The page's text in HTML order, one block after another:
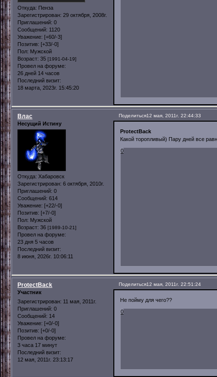
Откуда: Пенза
Зарегистрирован: 29 октября, 2008г.
Приглашений: 0
Сообщений: 1120
Уважение: [+60/-3]
Позитив: [+33/-0]
Пол: Мужской
Возраст: 35 [1991-04-19]
Провел на форуме:
26 дней 14 часов
Последний визит:
18 марта, 2023г. 15:45:20
Поделиться12 мая, 2011г. 22:44:33
Влас
Несущий Истину
Откуда: Хабаровск
Зарегистрирован: 6 октября, 2010г.
Приглашений: 0
Сообщений: 614
Уважение: [+22/-0]
Позитив: [+7/-0]
Пол: Мужской
Возраст: 36 [1989-10-21]
Провел на форуме:
23 дня 5 часов
Последний визит:
8 июня, 2026г. 10:06:11
ProtectBack
Какой торопливый) Пару дней все
0
Поделиться12 мая, 2011г. 22:51:24
ProtectBack
Участник
Зарегистрирован: 11 мая, 2011г.
Приглашений: 0
Сообщений: 14
Уважение: [+0/-0]
Позитив: [+0/-0]
Провел на форуме:
3 часа 17 минут
Последний визит:
12 мая, 2011г. 23:13:17
Не пойму для чего??
0